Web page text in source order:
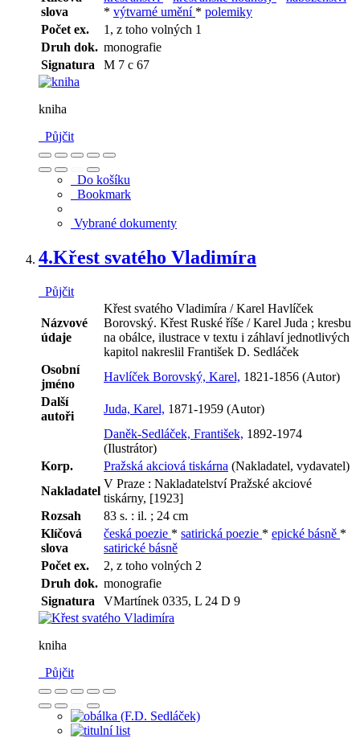
slova
* výtvarné umění * polemiky
Počet ex.
1, z toho volných 1
Druh dok. monografie
Signatura
M 7 c 67
kniha
Půjčit
Do košíku
Bookmark
Vybrané dokumenty
4.Křest svatého Vladimíra
Půjčit
Názvové
údaje
Křest svatého Vladimíra / Karel Havlíček
Borovský. Křest Ruské říše / Karel Juda ; kresbu
na obálce, ilustrace v textu i záhlaví jednotlivých
kapitol nakreslil František D. Sedláček
Osobní
jméno
Havlíček Borovský, Karel, 1821-1856 (Autor)
Další
autoři
Juda, Karel, 1871-1959 (Autor)
Daněk-Sedláček, František, 1892-1974
(Ilustrátor)
Korp.
Pražská akciová tiskárna (Nakladatel, vydavatel)
Nakladatel
V Praze : Nakladatelství Pražské akciové
tiskárny, [1923]
Rozsah
83 s. : il. ; 24 cm
Klíčová
slova
česká poezie * satirická poezie * epické básně *
satirické básně
Počet ex.
2, z toho volných 2
Druh dok. monografie
Signatura
VMartínek 0335, L 24 D 9
kniha
Půjčit